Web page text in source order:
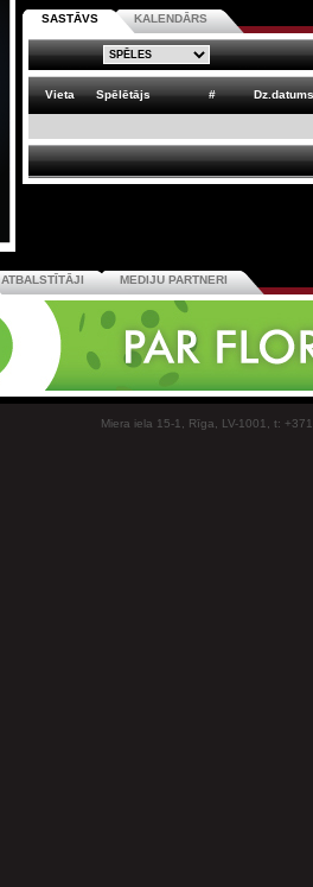
SASTĀVS KALENDĀRS
Vieta Spēlētājs # Dz.datums
ATBALSTĪTĀJI MEDIJU PARTNERI
Miera iela 15-1, Rīga, LV-1001, t: